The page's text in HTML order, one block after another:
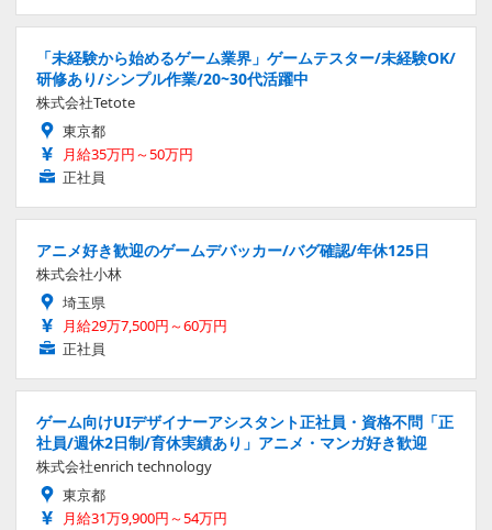
「未経験から始めるゲーム業界」ゲームテスター/未経験OK/
研修あり/シンプル作業/20~30代活躍中
株式会社Tetote
東京都
月給35万円～50万円
正社員
アニメ好き歓迎のゲームデバッカー/バグ確認/年休125日
株式会社小林
埼玉県
月給29万7,500円～60万円
正社員
ゲーム向けUIデザイナーアシスタント正社員・資格不問「正
社員/週休2日制/育休実績あり」アニメ・マンガ好き歓迎
株式会社enrich technology
東京都
月給31万9,900円～54万円